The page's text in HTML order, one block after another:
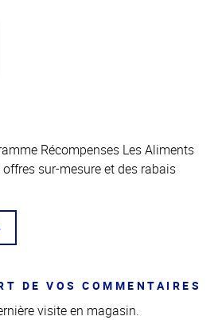
Récompenses Les Aliments
sur-mesure et des rabais
DE VOS COMMENTAIRES
visite en magasin.